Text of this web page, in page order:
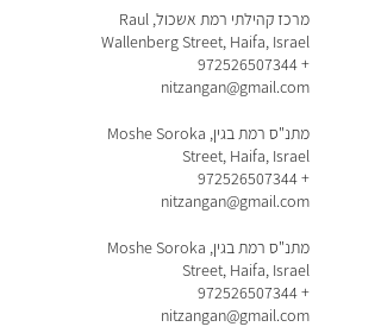
מרכז קהילתי רמת אשכול, Raul
Wallenberg Street, Haifa, Israel
+ 972526507344
nitzangan@gmail.com
מתנ"ס רמת בגין, Moshe Soroka
Street, Haifa, Israel
+ 972526507344
nitzangan@gmail.com
מתנ"ס רמת בגין, Moshe Soroka
Street, Haifa, Israel
+ 972526507344
nitzangan@gmail.com